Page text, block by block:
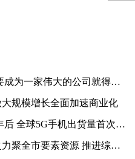
家伟大的公司就得一直跟着风
规模增长全面加速商业化
5G手机出货量首次超过4G手机
素资源 推进综合产业园区建设